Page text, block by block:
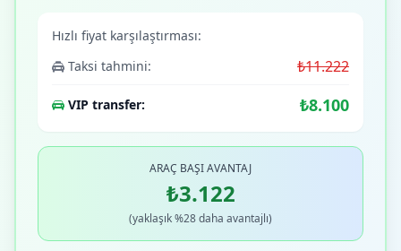
Hızlı fiyat karşılaştırması:
Taksi tahmini:
₺11.222
VIP transfer: ₺8.100
ARAÇ BAŞI AVANTAJ
₺3.122
(yaklaşık %28 daha avantajlı)